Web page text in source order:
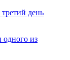
день
из